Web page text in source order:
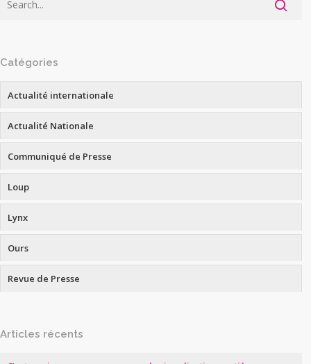
Catégories
Actualité internationale
Actualité Nationale
Communiqué de Presse
Loup
Lynx
Ours
Revue de Presse
Articles récents